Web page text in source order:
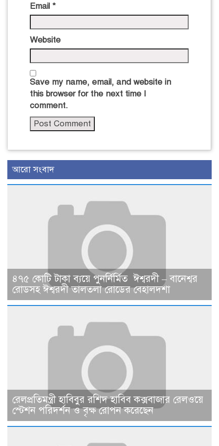
Email *
Website
Save my name, email, and website in
this browser for the next time I
comment.
আরো সংবাদ
৪৭৫ কোটি টাকা ব্যয়ে পুনর্নির্মিত ঈশ্বরদী – বানেশ্বর
রোডসহ ঈশ্বরদী তালতলা রোডের বেহালদশা
রেলপ্রতিমন্ত্রী হাবিবুর রশিদ হাবিব কক্সবাজার রেলওয়ে
স্টেশন পরিদর্শন ও বৃক্ষ রোপন করেছেন